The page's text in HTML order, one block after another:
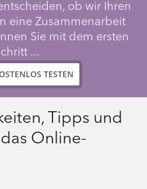
ob wir Ihren
eine Zusammenarbeit
Sie mit dem ersten
...
TESTEN
Tipps und
Online-